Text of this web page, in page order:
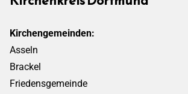
Kirchengemeinden:
Asseln
Brackel
Friedensgemeinde